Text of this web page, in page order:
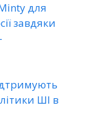
для
завдяки
ШІ в